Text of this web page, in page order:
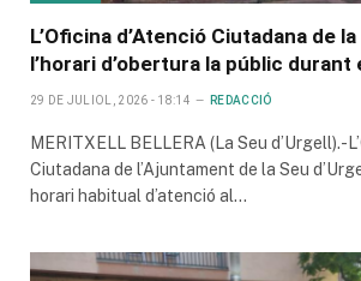
L’Oficina d’Atenció Ciutadana de
l’horari d’obertura la públic durant
29 DE JULIOL, 2026 - 18:14 REDACCIÓ
MERITXELL BELLERA (La Seu d’Urgell).-
Ciutadana de l’Ajuntament de la Seu
horari habitual d’atenció al…